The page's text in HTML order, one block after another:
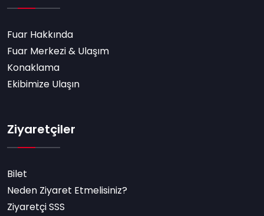
Fuar Hakkında
Fuar Merkezi & Ulaşım
Konaklama
Ekibimize Ulaşın
Ziyaretçiler
Bilet
Neden Ziyaret Etmelisiniz?
Ziyaretçi SSS